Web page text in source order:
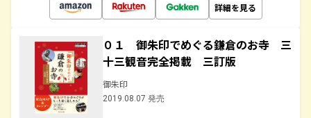
詳細を見る
０１ 御朱印でめぐる鎌倉のお寺 三
十三観音完全掲載 三訂版
御朱印
2019.08.07 発売